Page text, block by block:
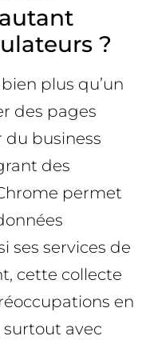
?
plus qu’un
des pages
du business
des
permet
ses services de
cette collecte
en
avec